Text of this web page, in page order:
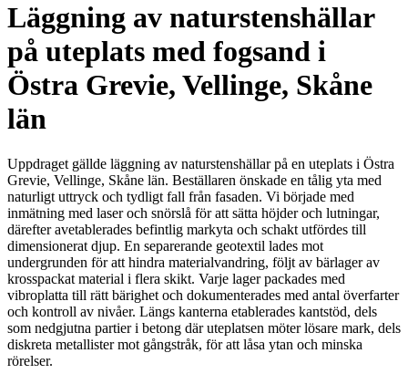
Läggning av naturstenshällar
på uteplats med fogsand i
Östra Grevie, Vellinge, Skåne
län
Uppdraget gällde läggning av naturstenshällar på en uteplats i Östra
Grevie, Vellinge, Skåne län. Beställaren önskade en tålig yta med
naturligt uttryck och tydligt fall från fasaden. Vi började med
inmätning med laser och snörslå för att sätta höjder och lutningar,
därefter avetablerades befintlig markyta och schakt utfördes till
dimensionerat djup. En separerande geotextil lades mot
undergrunden för att hindra materialvandring, följt av bärlager av
krosspackat material i flera skikt. Varje lager packades med
vibroplatta till rätt bärighet och dokumenterades med antal överfarter
och kontroll av nivåer. Längs kanterna etablerades kantstöd, dels
som nedgjutna partier i betong där uteplatsen möter lösare mark, dels
diskreta metallister mot gångstråk, för att låsa ytan och minska
rörelser.